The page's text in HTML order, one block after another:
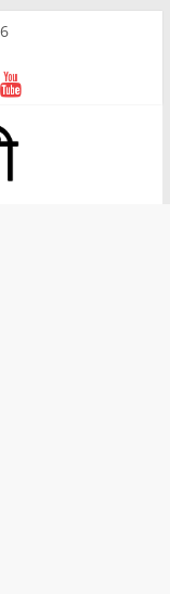
গেলে করণীয় কি?